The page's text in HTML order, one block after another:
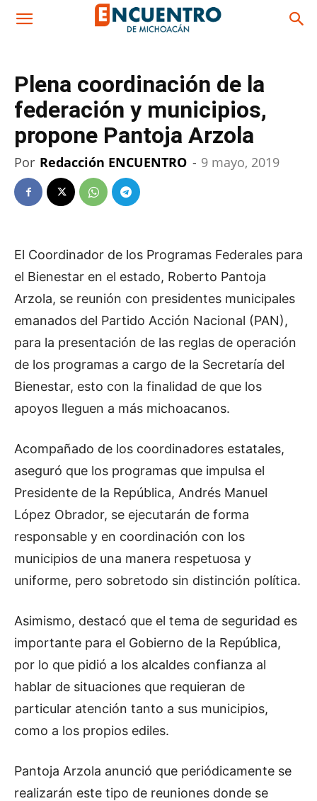
Plena coordinación de la
federación y municipios,
propone Pantoja Arzola
Por Redacción ENCUENTRO - 9 mayo, 2019
El Coordinador de los Programas Federales para
el Bienestar en el estado, Roberto Pantoja
Arzola, se reunión con presidentes municipales
emanados del Partido Acción Nacional (PAN),
para la presentación de las reglas de operación
de los programas a cargo de la Secretaría del
Bienestar, esto con la finalidad de que los
apoyos lleguen a más michoacanos.
Acompañado de los coordinadores estatales,
aseguró que los programas que impulsa el
Presidente de la República, Andrés Manuel
López Obrador, se ejecutarán de forma
responsable y en coordinación con los
municipios de una manera respetuosa y
uniforme, pero sobretodo sin distinción política.
Asimismo, destacó que el tema de seguridad es
importante para el Gobierno de la República,
por lo que pidió a los alcaldes confianza al
hablar de situaciones que requieran de
particular atención tanto a sus municipios,
como a los propios ediles.
Pantoja Arzola anunció que periódicamente se
realizarán este tipo de reuniones donde se